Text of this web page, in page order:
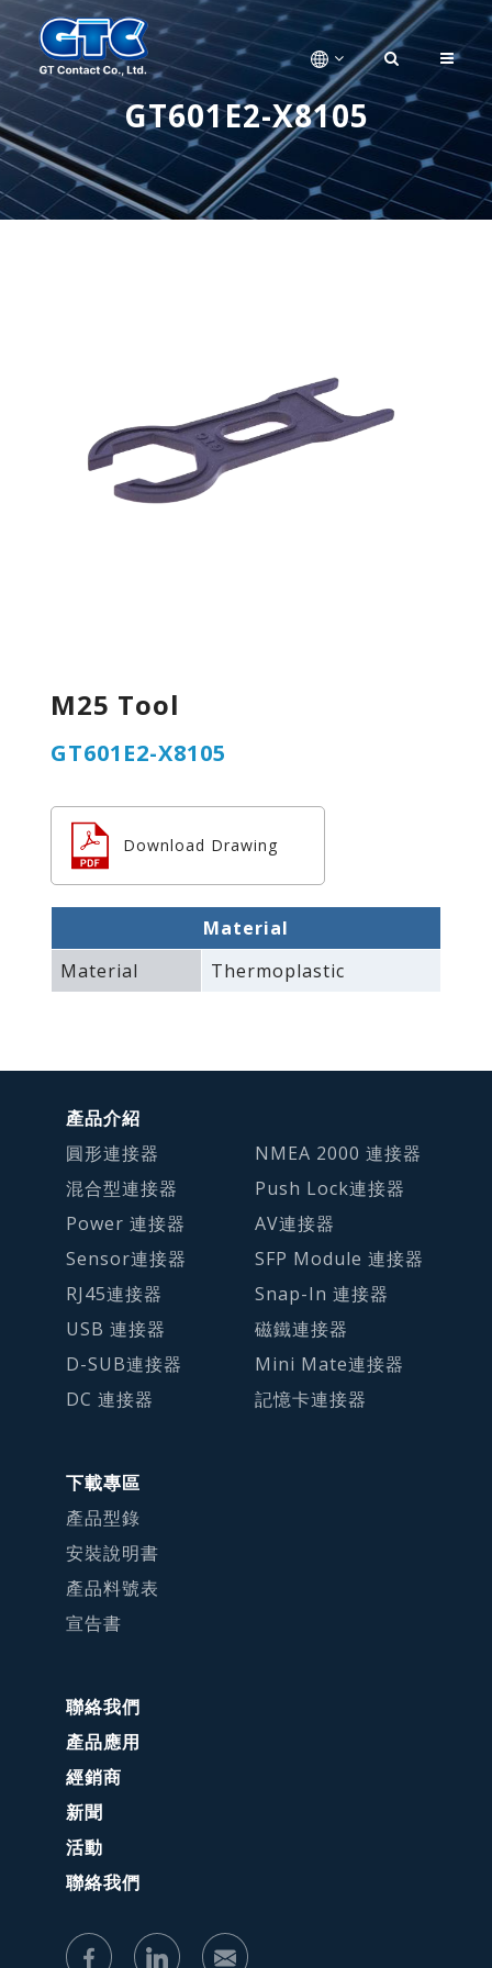
GT601E2-X8105
M25 Tool
GT601E2-X8105
Download Drawing
Material
Material
Thermoplastic
產品介紹
圓形連接器
混合型連接器
Power 連接器
Sensor連接器
RJ45連接器
USB 連接器
D-SUB連接器
DC 連接器
NMEA 2000 連接器
Push Lock連接器
AV連接器
SFP Module 連接器
Snap-In 連接器
磁鐵連接器
Mini Mate連接器
記憶卡連接器
下載專區
產品型錄
安裝說明書
產品料號表
宣告書
聯絡我們
產品應用
經銷商
新聞
活動
聯絡我們